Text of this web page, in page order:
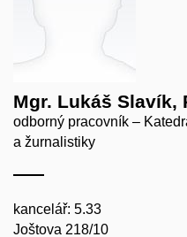
Mgr. Lukáš Slavík,
odborný pracovník –
a žurnalistiky
kancelář: 5.33
Joštova 218/10